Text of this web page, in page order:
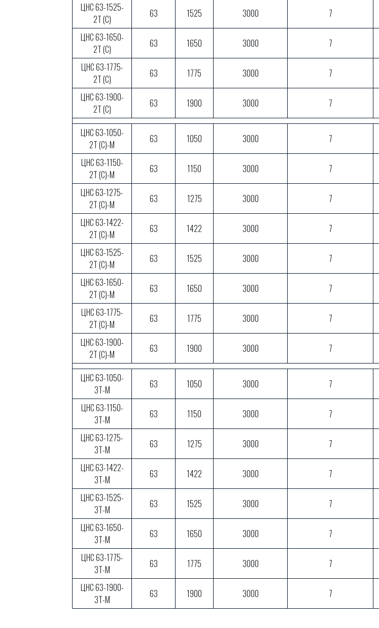
ЦНС 63-1525-
2Т (С)
63 1525 3000 7
ЦНС 63-1650-
2Т (С)
63 1650 3000 7
ЦНС 63-1775-
2Т (С)
63 1775 3000 7
ЦНС 63-1900-
2Т (С)
63 1900 3000 7
ЦНС 63-1050-
2Т (С)-М
63 1050 3000 7
ЦНС 63-1150-
2Т (С)-М
63 1150 3000 7
ЦНС 63-1275-
2Т (С)-М
63 1275 3000 7
ЦНС 63-1422-
2Т (С)-М
63 1422 3000 7
ЦНС 63-1525-
2Т (С)-М
63 1525 3000 7
ЦНС 63-1650-
2Т (С)-М
63 1650 3000 7
ЦНС 63-1775-
2Т (С)-М
63 1775 3000 7
ЦНС 63-1900-
2Т (С)-М
63 1900 3000 7
ЦНС 63-1050-
3Т-М
63 1050 3000 7
ЦНС 63-1150-
3Т-М
63 1150 3000 7
ЦНС 63-1275-
3Т-М
63 1275 3000 7
ЦНС 63-1422-
3Т-М
63 1422 3000 7
ЦНС 63-1525-
3Т-М
63 1525 3000 7
ЦНС 63-1650-
3Т-М
63 1650 3000 7
ЦНС 63-1775-
3Т-М
63 1775 3000 7
ЦНС 63-1900-
3Т-М
63 1900 3000 7